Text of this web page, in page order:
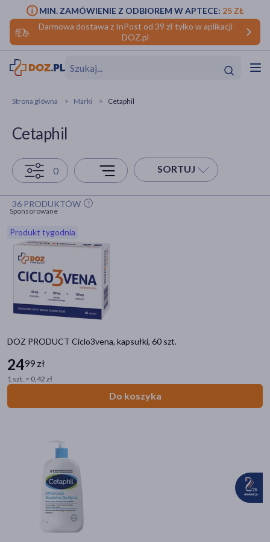
Darmowa dostawa z InPost od 39 zł tylko w aplikacji
DOZ.pl
MIN. ZAMÓWIENIE Z ODBIOREM W APTECE: 25 ZŁ
Hit
Hit
Strona główna Marki Cetaphil
Cetaphil
0 SORTUJ
36 PRODUKTÓW
Sponsorowane
Produkt tygodnia
DOZ PRODUCT Ciclo3vena, kapsułki, 60 szt.
2499 zł
1 szt. = 0,42 zł
Do koszyka